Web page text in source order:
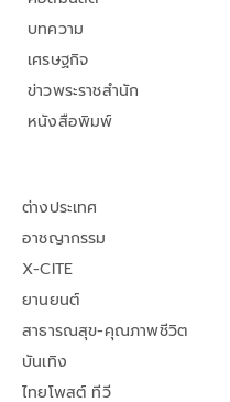
บทความ
เศรษฐกิจ
ข่าวพระราชสำนัก
หนังสือพิมพ์
ต่างประเทศ
อาชญากรรม
X-CITE
ยานยนต์
สาธารณสุข-คุณภาพชีวิต
บันเทิง
ไทยโพสต์ ทีวี